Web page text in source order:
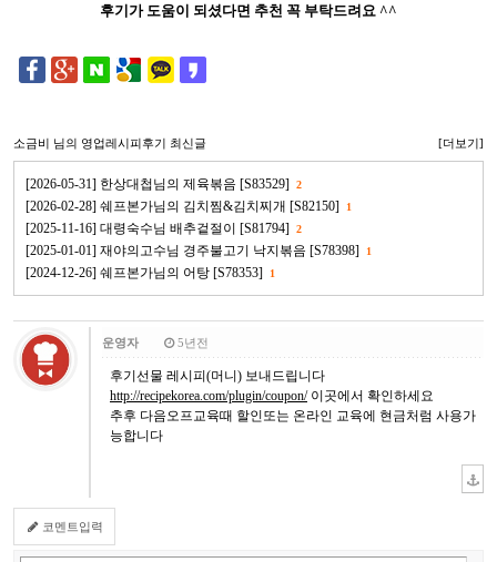
후기가 도움이 되셨다면 추천 꼭 부탁드려요 ^^
소금비 님의 영업레시피후기 최신글 [더보기]
[2026-05-31] 한상대첩님의 제육볶음 [S83529] 2
[2026-02-28] 쉐프본가님의 김치찜&김치찌개 [S82150] 1
[2025-11-16] 대령숙수님 배추겉절이 [S81794] 2
[2025-01-01] 재야의고수님 경주불고기 낙지볶음 [S78398] 1
[2024-12-26] 쉐프본가님의 어탕 [S78353] 1
운영자 5년전
후기선물 레시피(머니) 보내드립니다
http://recipekorea.com/plugin/coupon/이곳에서 확인하세요
추후 다음오프교육때 할인또는 온라인 교육에 현금처럼 사용가
능합니다
코멘트입력